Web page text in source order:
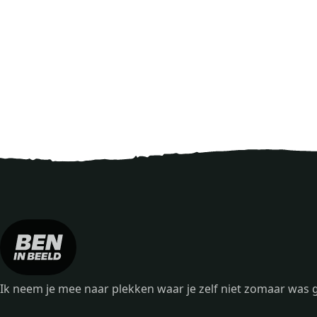
Ik neem je mee naar plekken waar je zelf niet zomaar was